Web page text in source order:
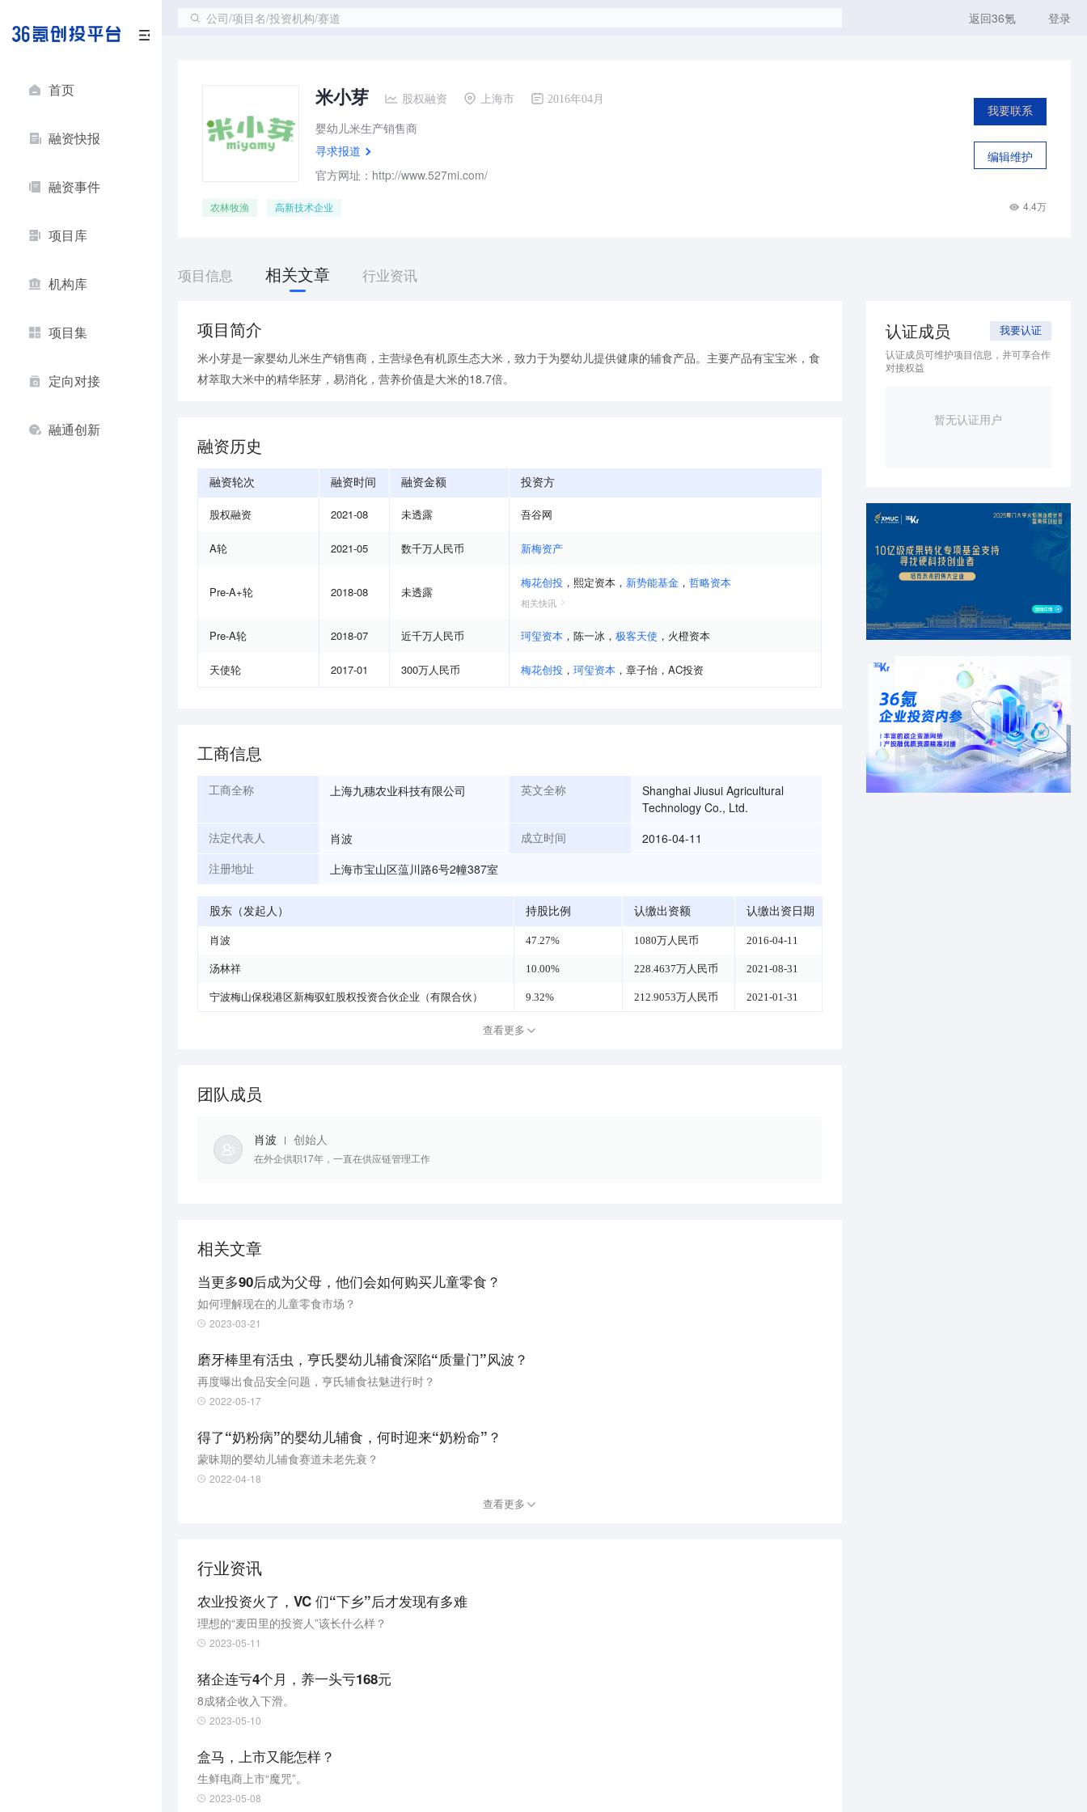
首页
融资快报
融资事件
项目库
机构库
项目集
定向对接
融通创新
公司/项目名/投资机构/赛道 返回36氪 登录
米小芽 股权融资 上海市 2016年04月
婴幼儿米生产销售商
寻求报道
官方网址：http://www.527mi.com/
我要联系
编辑维护
农林牧渔 高新技术企业 4.4万
项目信息 相关文章 行业资讯
项目简介
米小芽是一家婴幼儿米生产销售商，主营绿色有机原生态大米，致力于为婴幼儿提供健康的辅食产品。主要产品有宝宝米，食
材萃取大米中的精华胚芽，易消化，营养价值是大米的18.7倍。
融资历史
融资轮次 融资时间 融资金额 投资方
股权融资 2021-08 未透露 吾谷网
A轮 2021-05 数千万人民币 新梅资产
Pre-A+轮 2018-08 未透露
梅花创投 ， 熙定资本 ， 新势能基金 ， 哲略资本
相关快讯
Pre-A轮 2018-07 近千万人民币 珂玺资本 ， 陈一冰 ， 极客天使 ， 火橙资本
天使轮 2017-01 300万人民币 梅花创投 ， 珂玺资本 ， 章子怡 ， AC投资
工商信息
工商全称 上海九穗农业科技有限公司 英文全称
Shanghai Jiusui Agricultural
Technology Co., Ltd.
法定代表人 肖波 成立时间 2016-04-11
注册地址 上海市宝山区蕰川路6号2幢387室
股东（发起人） 持股比例 认缴出资额 认缴出资日期
肖波 47.27% 1080万人民币 2016-04-11
汤林祥 10.00% 228.4637万人民币 2021-08-31
宁波梅山保税港区新梅驭虹股权投资合伙企业（有限合伙） 9.32% 212.9053万人民币 2021-01-31
查看更多
团队成员
肖波 创始人
在外企供职17年，一直在供应链管理工作
相关文章
当更多90后成为父母，他们会如何购买儿童零食？
如何理解现在的儿童零食市场？
2023-03-21
磨牙棒里有活虫，亨氏婴幼儿辅食深陷“质量门”风波？
再度曝出食品安全问题，亨氏辅食祛魅进行时？
2022-05-17
得了“奶粉病”的婴幼儿辅食，何时迎来“奶粉命”？
蒙昧期的婴幼儿辅食赛道未老先衰？
2022-04-18
查看更多
行业资讯
农业投资火了，VC 们“下乡”后才发现有多难
理想的“麦田里的投资人”该长什么样？
2023-05-11
猪企连亏4个月，养一头亏168元
8成猪企收入下滑。
2023-05-10
盒马，上市又能怎样？
生鲜电商上市“魔咒”。
2023-05-08
认证成员 我要认证
认证成员可维护项目信息，并可享合作
对接权益
暂无认证用户